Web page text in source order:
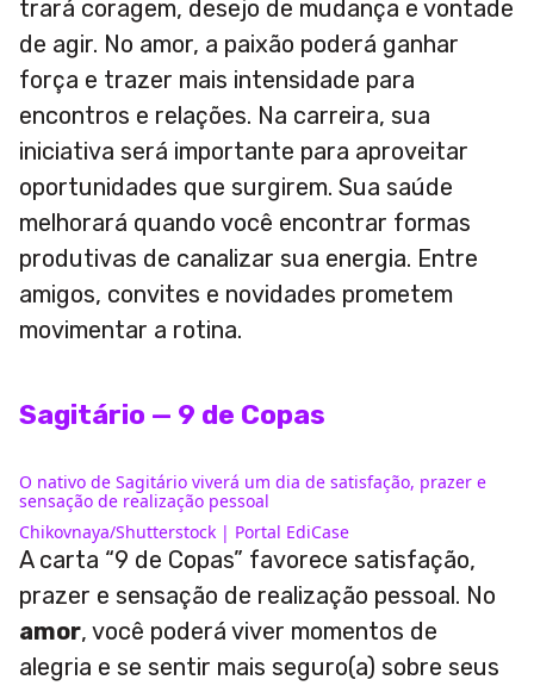
trará coragem, desejo de mudança e vontade
de agir. No amor, a paixão poderá ganhar
força e trazer mais intensidade para
encontros e relações. Na carreira, sua
iniciativa será importante para aproveitar
oportunidades que surgirem. Sua saúde
melhorará quando você encontrar formas
produtivas de canalizar sua energia. Entre
amigos, convites e novidades prometem
movimentar a rotina.
Sagitário — 9 de Copas
O nativo de Sagitário viverá um dia de satisfação, prazer e
sensação de realização pessoal
Chikovnaya/Shutterstock | Portal EdiCase
A carta “9 de Copas” favorece satisfação,
prazer e sensação de realização pessoal. No
amor, você poderá viver momentos de
alegria e se sentir mais seguro(a) sobre seus